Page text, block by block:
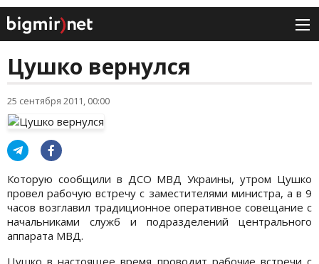
Цушко вернулся
25 сентября 2011, 00:00
Которую сообщили в ДСО МВД Украины, утром Цушко
провел рабочую встречу с заместителями министра, а в 9
часов возглавил традиционное оперативное совещание с
начальниками служб и подразделений центрального
аппарата МВД.